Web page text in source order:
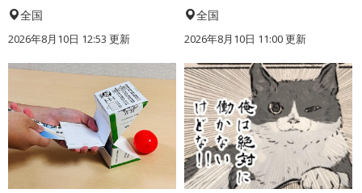
全国
2026年8月10日 12:53 更新
全国
2026年8月10日 11:00更新